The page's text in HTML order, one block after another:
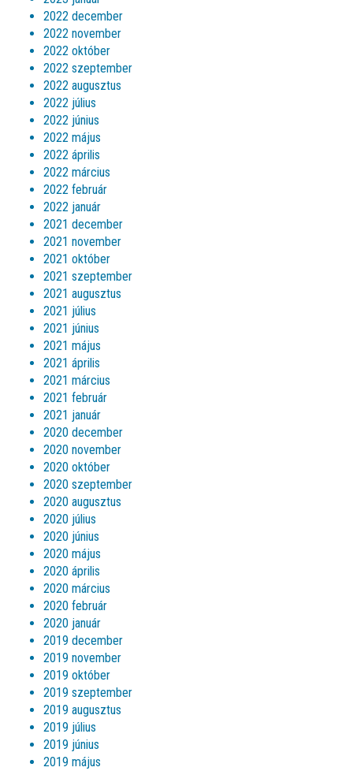
2022 december
2022 november
2022 október
2022 szeptember
2022 augusztus
2022 július
2022 június
2022 május
2022 április
2022 március
2022 február
2022 január
2021 december
2021 november
2021 október
2021 szeptember
2021 augusztus
2021 július
2021 június
2021 május
2021 április
2021 március
2021 február
2021 január
2020 december
2020 november
2020 október
2020 szeptember
2020 augusztus
2020 július
2020 június
2020 május
2020 április
2020 március
2020 február
2020 január
2019 december
2019 november
2019 október
2019 szeptember
2019 augusztus
2019 július
2019 június
2019 május